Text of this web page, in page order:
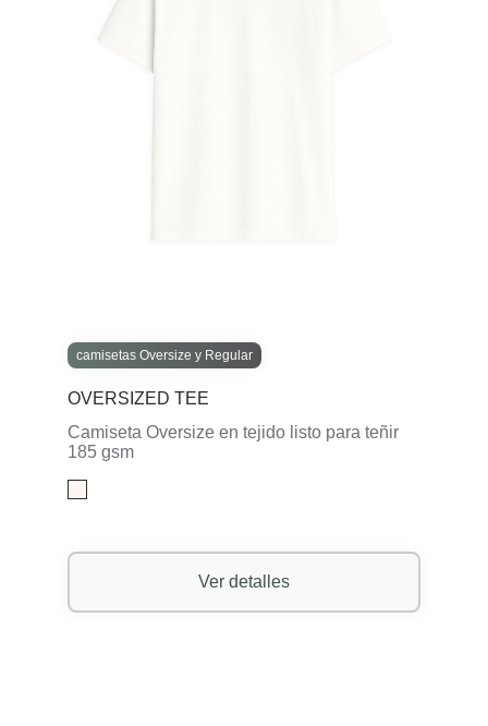
camisetas Oversize y Regular
OVERSIZED TEE
Camiseta Oversize en tejido listo para teñir
185 gsm
Ver detalles